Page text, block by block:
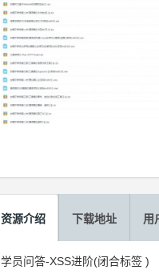
资源介绍 下载地址 用
学员问答-XSS进阶(闭合标签 )